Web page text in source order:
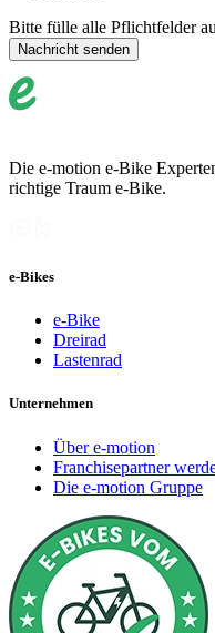
Bitte fülle alle Pflichtfelder
Nachricht senden
Die e-motion e-Bike
richtige Traum e-Bike.
e-Bikes
e-Bike
Dreirad
Lastenrad
Unternehmen
Über e-motion
Franchisepartner
Die e-motion Gruppe